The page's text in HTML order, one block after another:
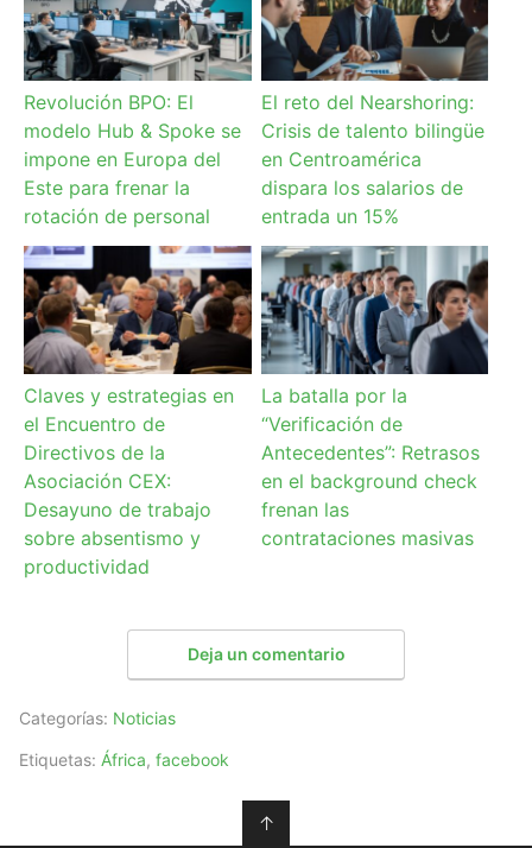
Revolución BPO: El
modelo Hub & Spoke se
impone en Europa del
Este para frenar la
rotación de personal
El reto del Nearshoring:
Crisis de talento bilingüe
en Centroamérica
dispara los salarios de
entrada un 15%
Claves y estrategias en
el Encuentro de
Directivos de la
Asociación CEX:
Desayuno de trabajo
sobre absentismo y
productividad
La batalla por la
“Verificación de
Antecedentes”: Retrasos
en el background check
frenan las
contrataciones masivas
Deja un comentario
Categorías: Noticias
Etiquetas: África, facebook
↑